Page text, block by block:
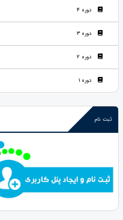
دوره 4
دوره 3
دوره 2
دوره 1
ثبت نام